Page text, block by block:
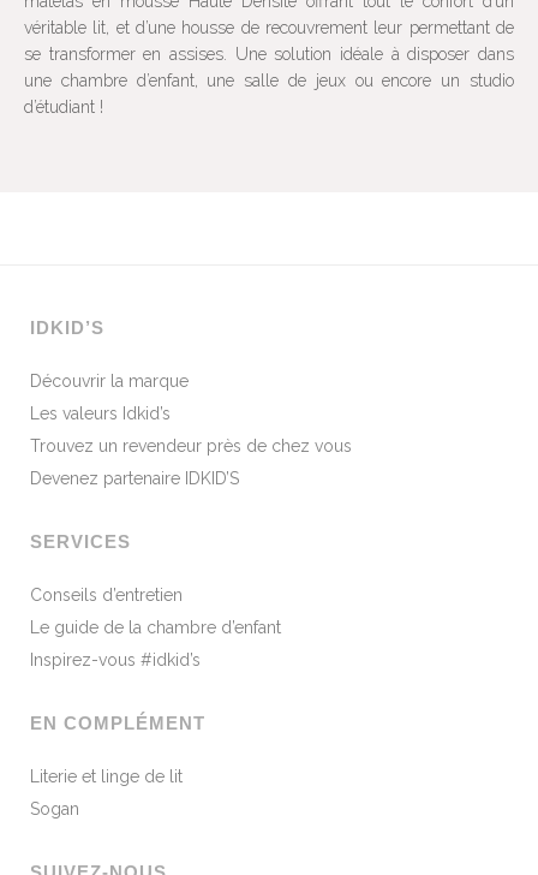
véritable lit, et d’une housse de recouvrement leur permettant de
se transformer en assises. Une solution idéale à disposer dans
une chambre d’enfant, une salle de jeux ou encore un studio
d’étudiant !
IDKID’S
Découvrir la marque
Les valeurs Idkid’s
Trouvez un revendeur près de chez vous
Devenez partenaire IDKID’S
SERVICES
Conseils d’entretien
Le guide de la chambre d’enfant
Inspirez-vous #idkid’s
EN COMPLÉMENT
Literie et linge de lit
Sogan